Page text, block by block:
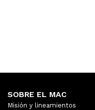
SOBRE EL MAC
Misión y lineamientos